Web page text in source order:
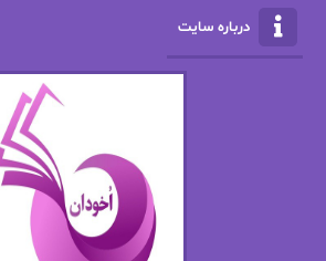
الناز محمدی
امیر فرهی
باران
بهار سلطانی
بهاره شیرازی
درباره سایت